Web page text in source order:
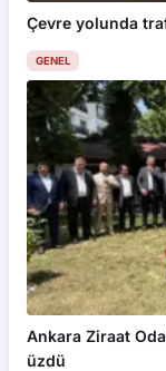
Çevre yolunda
GENEL
Ankara Ziraat
üzdü